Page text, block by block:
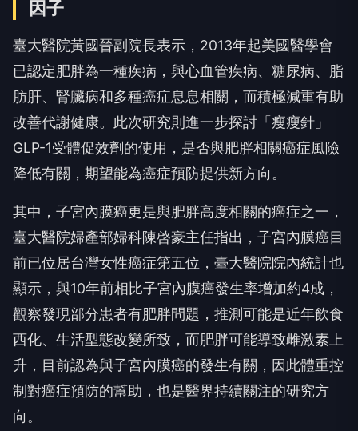
因子
臺大醫院黃國晉副院長表示，2013年起美國醫學會
已認定肥胖為一種疾病，與心血管疾病、糖尿病、脂
肪肝、腎臟病和多種癌症息息相關，而積極減重有助
改善代謝健康。此次研究則進一步探討「瘦瘦針」
GLP-1受體促效劑的使用，是否與肥胖相關癌症風險
降低有關，期望能為癌症預防提供新方向。
其中，子宮內膜癌更是與肥胖高度相關的癌症之一，
臺大醫院婦產部婦科陳啓豪主任指出，子宮內膜癌目
前已位居台灣女性癌症第五位，臺大醫院院內統計也
顯示，與10年前相比子宮內膜癌發生率增加約4成，
觀察發現部分患者有肥胖問題，推測可能是近年飲食
西化、生活型態改變所致，而肥胖可能導致雌激素上
升，目前認為與子宮內膜癌的發生有關，因此體重控
制對癌症預防的幫助，也是醫界持續關注的研究方
向。